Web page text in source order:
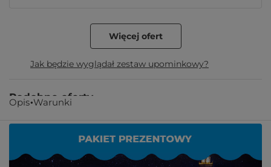
Więcej ofert
Jak będzie wyglądał zestaw upominkowy?
Opis Warunki
Podobne oferty